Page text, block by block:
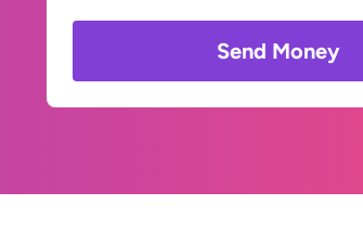
Send Money